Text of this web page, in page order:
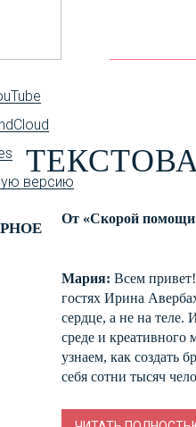
версию
От «Скорой
Мария: Всем
гостях Ирина
сердце, а не на
среде и креативного
узнаем, как создать
себя сотни тысяч